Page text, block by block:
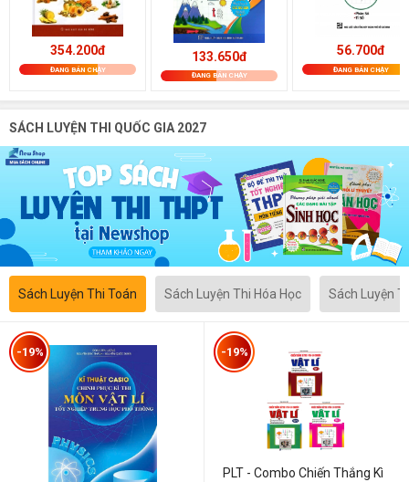
354.200đ
ĐANG BÁN CHẠY
133.650đ
ĐANG BÁN CHẠY
56.700đ
ĐANG BÁN CHẠY
SÁCH LUYỆN THI QUỐC GIA 2027
Sách Luyện Thi Toán Sách Luyện Thi Hóa Học Sách Luyện
-19%
PLT - Combo Chiến Thắng Kì
-19%